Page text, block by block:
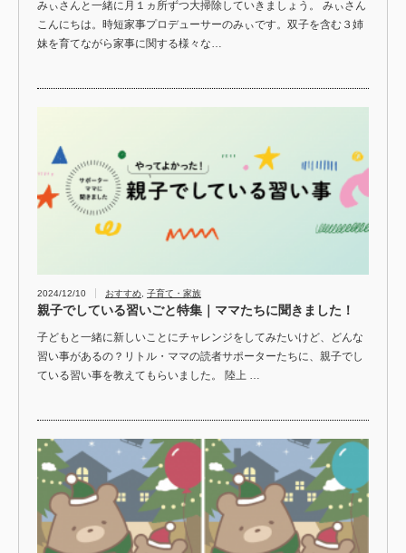
みぃさんと一緒に月１ヵ所ずつ大掃除していきましょう。 みぃさん
こんにちは。時短家事プロデューサーのみぃです。双子を含む３姉
妹を育てながら家事に関する様々な…
2024/12/10 おすすめ, 子育て・家族
親子でしている習いごと特集｜ママたちに聞きました！
子どもと一緒に新しいことにチャレンジをしてみたいけど、どんな
習い事があるの？リトル・ママの読者サポーターたちに、親子でし
ている習い事を教えてもらいました。 陸上 …